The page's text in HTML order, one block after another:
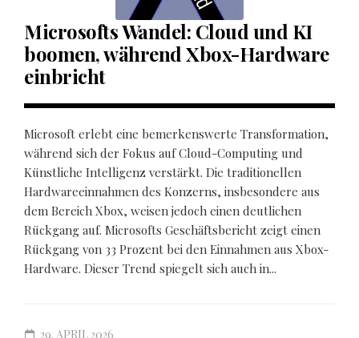
Microsofts Wandel: Cloud und KI
boomen, während Xbox-Hardware
einbricht
Microsoft erlebt eine bemerkenswerte Transformation,
während sich der Fokus auf Cloud-Computing und
Künstliche Intelligenz verstärkt. Die traditionellen
Hardwareeinnahmen des Konzerns, insbesondere aus
dem Bereich Xbox, weisen jedoch einen deutlichen
Rückgang auf. Microsofts Geschäftsbericht zeigt einen
Rückgang von 33 Prozent bei den Einnahmen aus Xbox-
Hardware. Dieser Trend spiegelt sich auch in...
29. APRIL 2026